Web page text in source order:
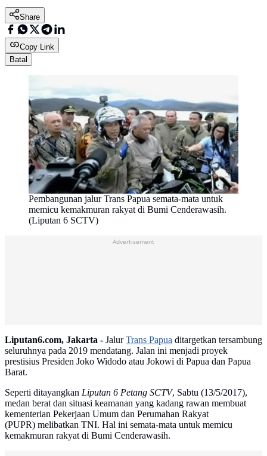
Share
Copy Link
Batal
Pembangunan jalur Trans Papua semata-mata untuk
memicu kemakmuran rakyat di Bumi Cenderawasih.
(Liputan 6 SCTV)
Advertisement
Liputan6.com, Jakarta - JalurTrans Papua ditargetkan tersambung
seluruhnya pada 2019 mendatang. Jalan ini menjadi proyek
prestisius Presiden Joko Widodo atau Jokowi di Papua dan Papua
Barat.
Seperti ditayangkan Liputan 6 Petang SCTV, Sabtu (13/5/2017),
medan berat dan situasi keamanan yang kadang rawan membuat
kementerian Pekerjaan Umum dan Perumahan Rakyat
(PUPR) melibatkan TNI. Hal ini semata-mata untuk memicu
kemakmuran rakyat di Bumi Cenderawasih.